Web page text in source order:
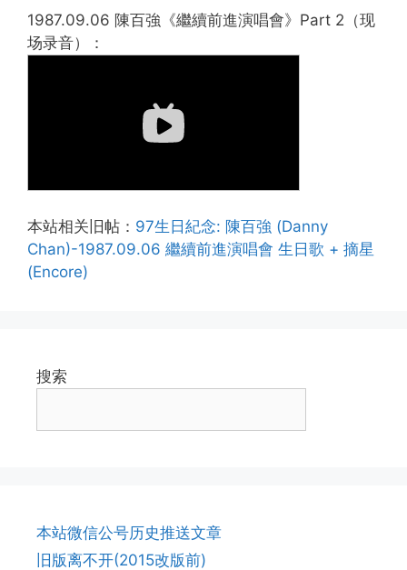
1987.09.06 陳百強《繼續前進演唱會》Part 2（现
场录音）：
本站相关旧帖： 97生日紀念: 陳百強 (Danny
Chan)-1987.09.06 繼續前進演唱會 生日歌 + 摘星
(Encore)
搜索
本站微信公号历史推送文章
旧版离不开(2015改版前)